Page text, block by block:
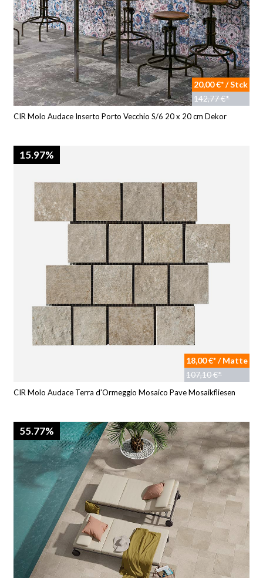
20,00 €* / Stck
142,77 €*
CIR Molo Audace Inserto Porto Vecchio S/6 20 x 20 cm Dekor
15.97%
18,00 €* / Matte
107,10 €*
CIR Molo Audace Terra d'Ormeggio Mosaico Pave Mosaikfliesen
55.77%